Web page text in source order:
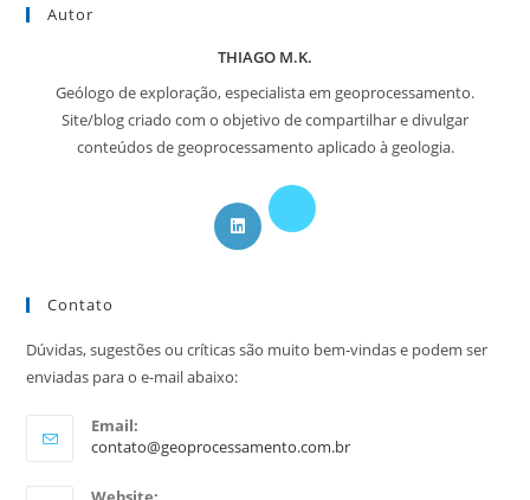
Autor
THIAGO M.K.
Geólogo de exploração, especialista em geoprocessamento.
Site/blog criado com o objetivo de compartilhar e divulgar
conteúdos de geoprocessamento aplicado à geologia.
Abre
Abre
Contato
Dúvidas, sugestões ou críticas são muito bem-vindas e podem ser
enviadas para o e-mail abaixo:
Email:
contato@geoprocessamento.com.brAbre